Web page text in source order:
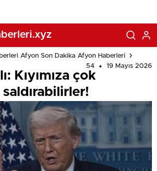
Afyon Son Dakika Afyon Haberleri
54
19 Mayıs 2026
Kıyımıza çok
saldırabilirler!